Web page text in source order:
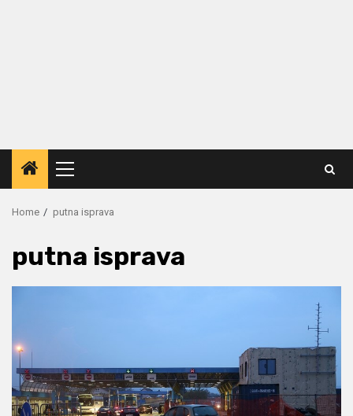
Primary
Menu
Home putna isprava
putna isprava